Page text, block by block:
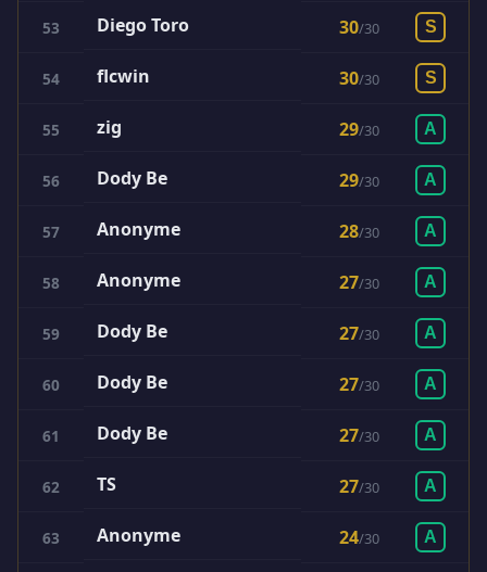
53 Diego Toro 30/30 S
54 flcwin 30/30 S
55 zig 29/30 A
56 Dody Be 29/30 A
57 Anonyme 28/30 A
58 Anonyme 27/30 A
59 Dody Be 27/30 A
60 Dody Be 27/30 A
61 Dody Be 27/30 A
62 TS 27/30 A
63 Anonyme 24/30 A